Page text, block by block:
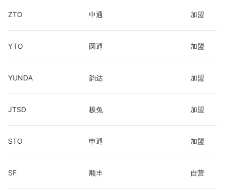
ZTO 中通 加盟
YTO 圆通 加盟
YUNDA 韵达 加盟
JTSD 极兔 加盟
STO 申通 加盟
SF 顺丰 自营